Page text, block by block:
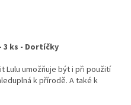
3 ks - Dortíčky
Lulu umožňuje být i při použití
k přírodě. A také k